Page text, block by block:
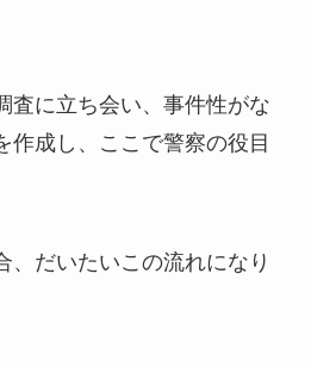
査に立ち会い、事件性がな
作成し、ここで警察の役目
、だいたいこの流れになり